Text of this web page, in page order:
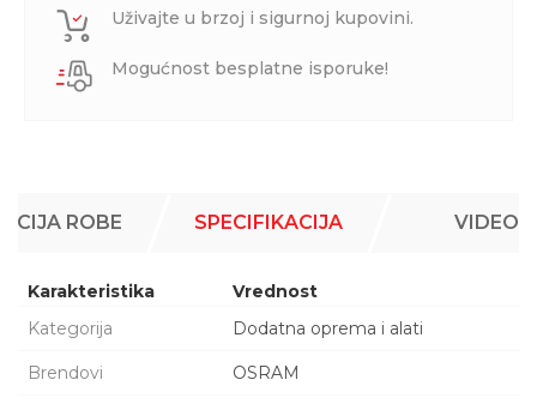
Uživajte u brzoj i sigurnoj kupovini.
Mogućnost besplatne isporuke!
ROBE SPECIFIKACIJA VIDEO
Karakteristika
Vrednost
Kategorija
Dodatna oprema i alati
Brendovi OSRAM